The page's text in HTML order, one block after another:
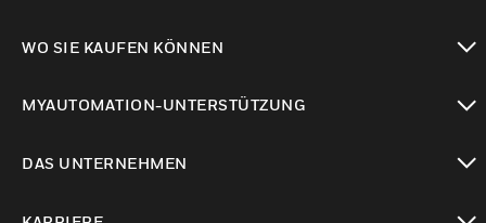
WO SIE KAUFEN KÖNNEN
MYAUTOMATION-UNTERSTÜTZUNG
DAS UNTERNEHMEN